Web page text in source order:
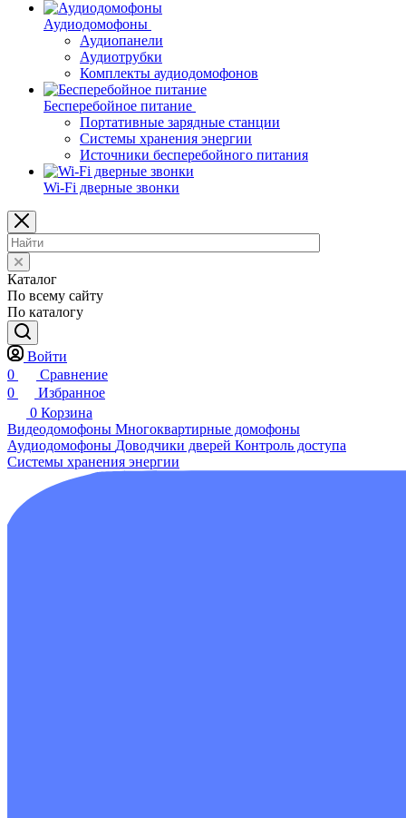
Аудиодомофоны
Аудиопанели
Аудиотрубки
Комплекты аудиодомофонов
Бесперебойное питание
Портативные зарядные станции
Системы хранения энергии
Источники бесперебойного питания
Wi-Fi дверные звонки
Каталог
По всему сайту
По каталогу
Войти
0
Сравнение
0
Избранное
0 Корзина
Видеодомофоны Многоквартирные домофоны
Аудиодомофоны Доводчики дверей Контроль доступа
Системы хранения энергии